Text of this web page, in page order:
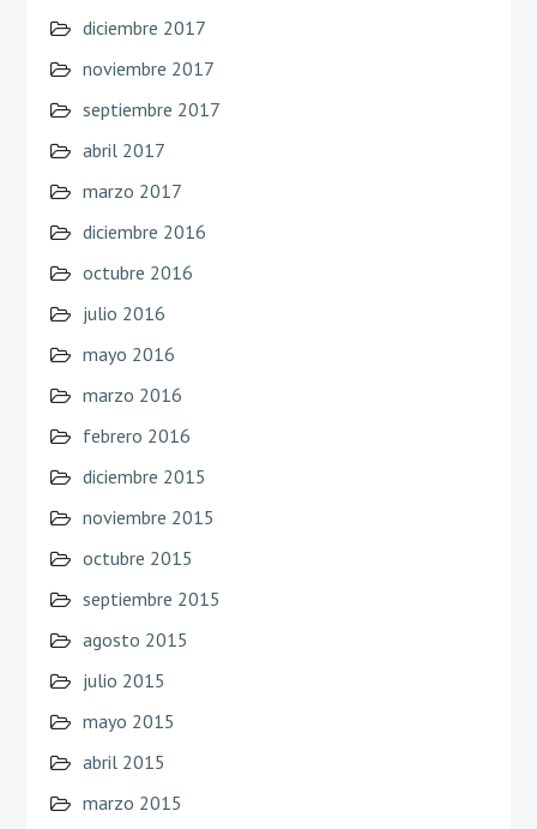
diciembre 2017
noviembre 2017
septiembre 2017
abril 2017
marzo 2017
diciembre 2016
octubre 2016
julio 2016
mayo 2016
marzo 2016
febrero 2016
diciembre 2015
noviembre 2015
octubre 2015
septiembre 2015
agosto 2015
julio 2015
mayo 2015
abril 2015
marzo 2015